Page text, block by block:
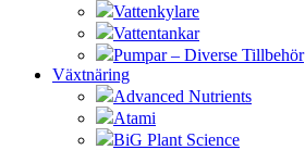
Vattenkylare
Vattentankar
Pumpar – Diverse Tillbehör
Växtnäring
Advanced Nutrients
Atami
BiG Plant Science